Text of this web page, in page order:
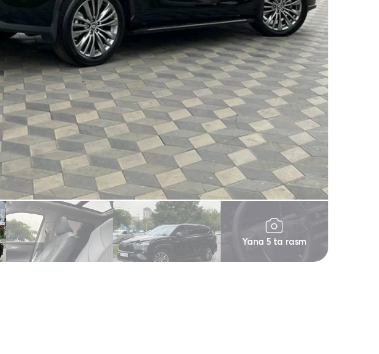
Yana 5 ta rasm